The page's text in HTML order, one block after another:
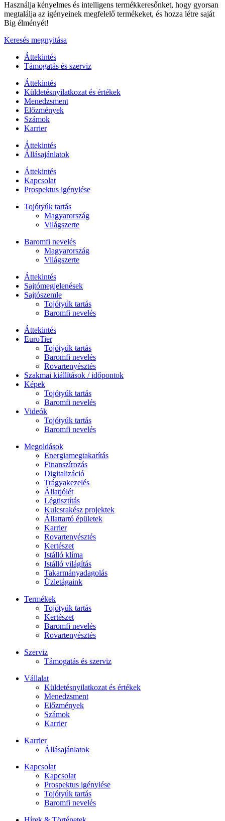
Használja kényelmes és intelligens termékkeresőnket, hogy gyorsan
megtalálja az igényeinek megfelelő termékeket, és hozza létre saját
Big élményét!
Keresés megnyitása
Áttekintés
Támogatás és szerviz
Áttekintés
Küldetésnyilatkozat és értékek
Menedzsment
Előzmények
Számok
Karrier
Áttekintés
Állásajánlatok
Áttekintés
Kapcsolat
Prospektus igénylése
Tojótyúk tartás
Magyarország
Világszerte
Baromfi nevelés
Magyarország
Világszerte
Áttekintés
Sajtómegjelenések
Sajtószemle
Tojótyúk tartás
Baromfi nevelés
Áttekintés
EuroTier
Tojótyúk tartás
Baromfi nevelés
Rovartenyésztés
Szakmai kiállítások / időpontok
Képek
Tojótyúk tartás
Baromfi nevelés
Videók
Tojótyúk tartás
Baromfi nevelés
Megoldások
Energiamegtakarítás
Finanszírozás
Digitalizáció
Trágyakezelés
Állatjólét
Légtisztítás
Kulcsrakész projektek
Állattartó épületek
Karrier
Rovartenyésztés
Kertészet
Istálló klíma
Istálló világítás
Takarmányadagolás
Üzletágaink
Termékek
Tojótyúk tartás
Kertészet
Baromfi nevelés
Rovartenyésztés
Szerviz
Támogatás és szerviz
Vállalat
Küldetésnyilatkozat és értékek
Menedzsment
Előzmények
Számok
Karrier
Karrier
Állásajánlatok
Kapcsolat
Kapcsolat
Prospektus igénylése
Tojótyúk tartás
Baromfi nevelés